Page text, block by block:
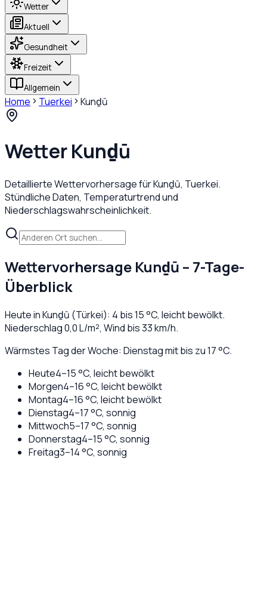
Wetter
Aktuell
Gesundheit
Freizeit
Allgemein
Home Tuerkei Kunḏū
WetterKunḏū
Detaillierte Wettervorhersage fürKunḏū, Tuerkei.
Stündliche Daten, Temperaturtrend und
Niederschlagswahrscheinlichkeit.
Wettervorhersage Kunḏū – 7-Tage-
Überblick
Heute inKunḏū (Türkei): 4 bis15°C, leicht bewölkt.
Niederschlag0,0L/m², Wind bis33km/h.
Wärmstes Tag der Woche: Dienstag mit bis zu 17 °C.
Heute4–15°C, leicht bewölkt
Morgen4–16°C, leicht bewölkt
Montag4–16°C, leicht bewölkt
Dienstag4–17°C, sonnig
Mittwoch5–17°C, sonnig
Donnerstag4–15°C, sonnig
Freitag3–14°C, sonnig